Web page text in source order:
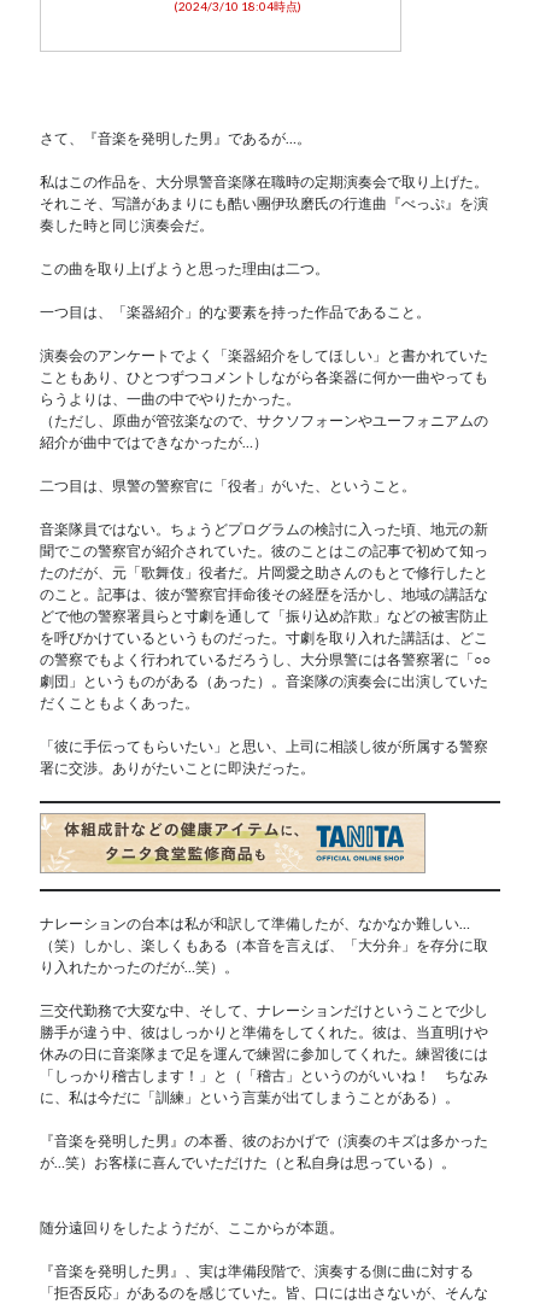
(2024/3/10 18:04時点)
さて、『音楽を発明した男』であるが…。
私はこの作品を、大分県警音楽隊在職時の定期演奏会で取り上げた。
それこそ、写譜があまりにも酷い團伊玖磨氏の行進曲『べっぷ』を演
奏した時と同じ演奏会だ。
この曲を取り上げようと思った理由は二つ。
一つ目は、「楽器紹介」的な要素を持った作品であること。
演奏会のアンケートでよく「楽器紹介をしてほしい」と書かれていた
こともあり、ひとつずつコメントしながら各楽器に何か一曲やっても
らうよりは、一曲の中でやりたかった。
（ただし、原曲が管弦楽なので、サクソフォーンやユーフォニアムの
紹介が曲中ではできなかったが…）
二つ目は、県警の警察官に「役者」がいた、ということ。
音楽隊員ではない。ちょうどプログラムの検討に入った頃、地元の新
聞でこの警察官が紹介されていた。彼のことはこの記事で初めて知っ
たのだが、元「歌舞伎」役者だ。片岡愛之助さんのもとで修行したと
のこと。記事は、彼が警察官拝命後その経歴を活かし、地域の講話な
どで他の警察署員らと寸劇を通して「振り込め詐欺」などの被害防止
を呼びかけているというものだった。寸劇を取り入れた講話は、どこ
の警察でもよく行われているだろうし、大分県警には各警察署に「○○
劇団」というものがある（あった）。音楽隊の演奏会に出演していた
だくこともよくあった。
「彼に手伝ってもらいたい」と思い、上司に相談し彼が所属する警察
署に交渉。ありがたいことに即決だった。
ナレーションの台本は私が和訳して準備したが、なかなか難しい…
（笑）しかし、楽しくもある（本音を言えば、「大分弁」を存分に取
り入れたかったのだが…笑）。
三交代勤務で大変な中、そして、ナレーションだけということで少し
勝手が違う中、彼はしっかりと準備をしてくれた。彼は、当直明けや
休みの日に音楽隊まで足を運んで練習に参加してくれた。練習後には
「しっかり稽古します！」と（「稽古」というのがいいね！ ちなみ
に、私は今だに「訓練」という言葉が出てしまうことがある）。
『音楽を発明した男』の本番、彼のおかげで（演奏のキズは多かった
が…笑）お客様に喜んでいただけた（と私自身は思っている）。
随分遠回りをしたようだが、ここからが本題。
『音楽を発明した男』、実は準備段階で、演奏する側に曲に対する
「拒否反応」があるのを感じていた。皆、口には出さないが、そんな